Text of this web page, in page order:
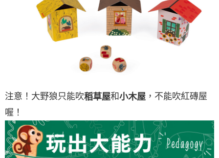
注意！大野狼只能吹稻草屋和小木屋 ，不能吹紅磚屋
喔！